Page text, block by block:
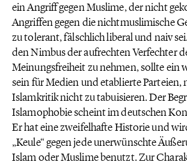
ein Angriff gegen Muslime, der nicht
Angriffen gegen die nichtmuslimische
zu tolerant, fälschlich liberal und naiv
den Nimbus der aufrechten Verfechter
Meinungsfreiheit zu nehmen, sollte ein
sein für Medien und etablierte Parteien,
Islamkritik nicht zu tabuisieren. Der
Islamophobie scheint im deutschen
Er hat eine zweifelhafte Historie und
„Keule“ gegen jede unerwünschte
Islam oder Muslime benutzt. Zur